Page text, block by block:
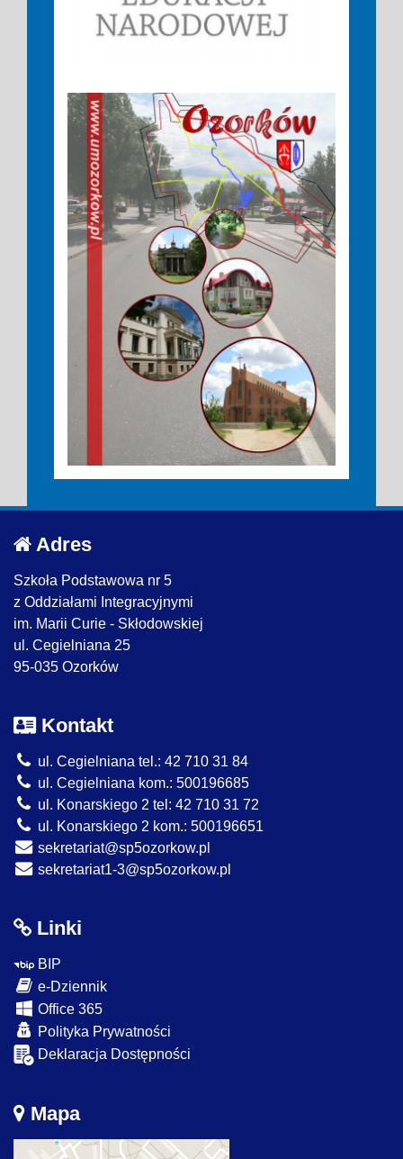
Adres
Szkoła Podstawowa nr 5
z Oddziałami Integracyjnymi
im. Marii Curie - Skłodowskiej
ul. Cegielniana 25
95-035 Ozorków
Kontakt
ul. Cegielniana tel.: 42 710 31 84
ul. Cegielniana kom.: 500196685
ul. Konarskiego 2 tel: 42 710 31 72
ul. Konarskiego 2 kom.: 500196651
sekretariat@sp5ozorkow.pl
sekretariat1-3@sp5ozorkow.pl
Linki
BIP
e-Dziennik
Office 365
Polityka Prywatności
Deklaracja Dostępności
Mapa